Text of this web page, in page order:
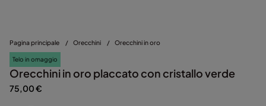
Pagina principale / Orecchini / Orecchini in oro
Telo in omaggio
Orecchini in oro placcato con cristallo verde
75,00 €